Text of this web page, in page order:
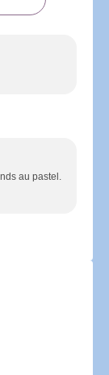
au pastel.